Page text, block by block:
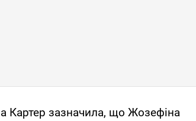
Картер зазначила, що Жозефіна